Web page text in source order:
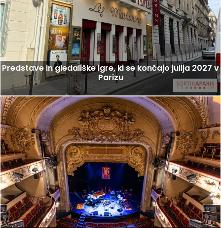
Predstave in gledališke igre, ki se končajo julija 2027 v
Parizu